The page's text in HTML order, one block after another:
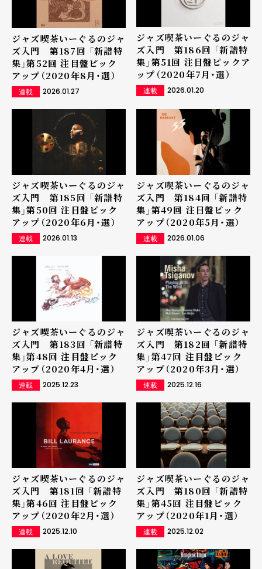
ジャズ喫茶いーぐるのジャ
ズ入門 第187回 「新譜特
集」第52回 注目盤ピック
アップ（2020年8月・選）
連載 2026.01.27
ジャズ喫茶いーぐるのジャ
ズ入門 第186回 「新譜特
集」第51回 注目盤ピックア
ップ（2020年7月・選）
連載 2026.01.20
ジャズ喫茶いーぐるのジャ
ズ入門 第185回 「新譜特
集」第50回 注目盤ピック
アップ（2020年6月・選）
連載 2026.01.13
ジャズ喫茶いーぐるのジャ
ズ入門 第184回 「新譜特
集」第49回 注目盤ピック
アップ（2020年5月・選）
連載 2026.01.06
ジャズ喫茶いーぐるのジャ
ズ入門 第183回 「新譜特
集」第48回 注目盤ピック
アップ（2020年4月・選）
連載 2025.12.23
ジャズ喫茶いーぐるのジャ
ズ入門 第182回 「新譜特
集」第47回 注目盤ピック
アップ（2020年3月・選）
連載 2025.12.16
ジャズ喫茶いーぐるのジャ
ズ入門 第181回 「新譜特
集」第46回 注目盤ピック
アップ（2020年2月・選）
連載 2025.12.10
ジャズ喫茶いーぐるのジャ
ズ入門 第180回 「新譜特
集」第45回 注目盤ピック
アップ（2020年1月・選）
連載 2025.12.02